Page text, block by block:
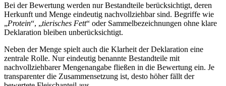
Bei der Bewertung werden nur Bestandteile berücksichtigt, deren
Herkunft und Menge eindeutig nachvollziehbar sind. Begriffe wie
„Protein“, „tierisches Fett“ oder Sammelbezeichnungen ohne klare
Deklaration bleiben unberücksichtigt.
Neben der Menge spielt auch die Klarheit der Deklaration eine
zentrale Rolle. Nur eindeutig benannte Bestandteile mit
nachvollziehbarer Mengenangabe fließen in die Bewertung ein. Je
transparenter die Zusammensetzung ist, desto höher fällt der